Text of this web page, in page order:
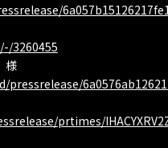
3260455
様
prtimes/